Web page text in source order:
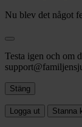
Nu blev det något
Testa igen och om
Stäng
Logga ut Stanna